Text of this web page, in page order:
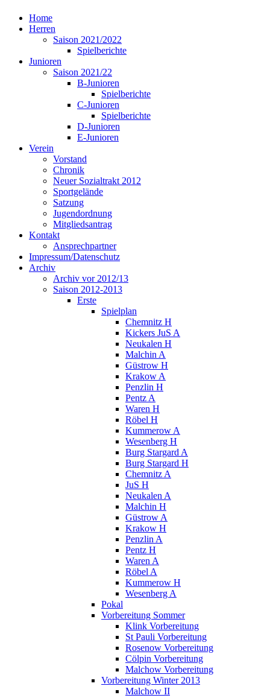
Home
Herren
Saison 2021/2022
Spielberichte
Junioren
Saison 2021/22
B-Junioren
Spielberichte
C-Junioren
Spielberichte
D-Junioren
E-Junioren
Verein
Vorstand
Chronik
Neuer Sozialtrakt 2012
Sportgelände
Satzung
Jugendordnung
Mitgliedsantrag
Kontakt
Ansprechpartner
Impressum/Datenschutz
Archiv
Archiv vor 2012/13
Saison 2012-2013
Erste
Spielplan
Chemnitz H
Kickers JuS A
Neukalen H
Malchin A
Güstrow H
Krakow A
Penzlin H
Pentz A
Waren H
Röbel H
Kummerow A
Wesenberg H
Burg Stargard A
Burg Stargard H
Chemnitz A
JuS H
Neukalen A
Malchin H
Güstrow A
Krakow H
Penzlin A
Pentz H
Waren A
Röbel A
Kummerow H
Wesenberg A
Pokal
Vorbereitung Sommer
Klink Vorbereitung
St Pauli Vorbereitung
Rosenow Vorbereitung
Cölpin Vorbereitung
Malchow Vorbereitung
Vorbereitung Winter 2013
Malchow II